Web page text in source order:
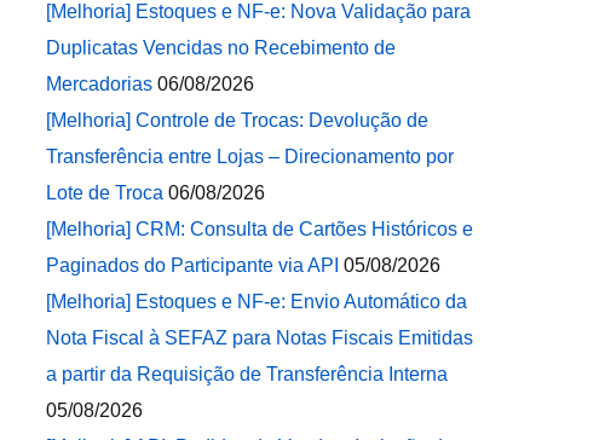
[Melhoria] Estoques e NF-e: Nova Validação para
Duplicatas Vencidas no Recebimento de
Mercadorias 06/08/2026
[Melhoria] Controle de Trocas: Devolução de
Transferência entre Lojas – Direcionamento por
Lote de Troca 06/08/2026
[Melhoria] CRM: Consulta de Cartões Históricos e
Paginados do Participante via API 05/08/2026
[Melhoria] Estoques e NF-e: Envio Automático da
Nota Fiscal à SEFAZ para Notas Fiscais Emitidas
a partir da Requisição de Transferência Interna
05/08/2026